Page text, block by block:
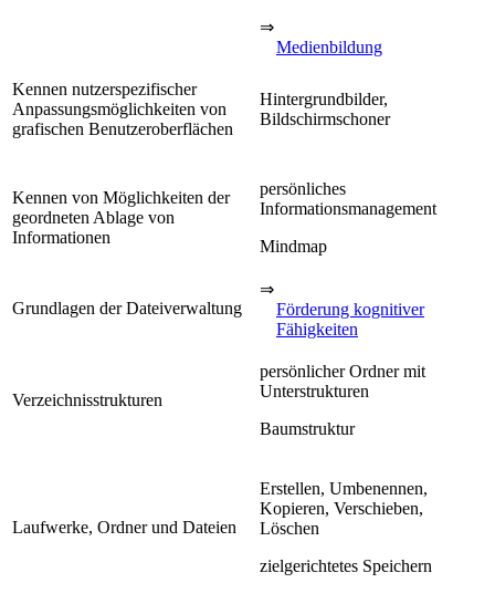
⇒
Medienbildung
Kennen nutzerspezifischer
Anpassungsmöglichkeiten von
grafischen Benutzeroberflächen
Hintergrundbilder,
Bildschirmschoner
Kennen von Möglichkeiten der
geordneten Ablage von
Informationen
persönliches
Informationsmanagement
Mindmap
Grundlagen der Dateiverwaltung
⇒
Förderung kognitiver
Fähigkeiten
Verzeichnisstrukturen
persönlicher Ordner mit
Unterstrukturen
Baumstruktur
Laufwerke, Ordner und Dateien
Erstellen, Umbenennen,
Kopieren, Verschieben,
Löschen
zielgerichtetes Speichern